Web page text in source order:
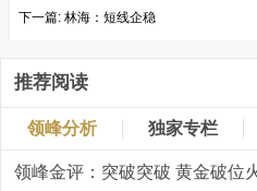
下一篇: 林海：短线企稳
推荐阅读
领峰分析 独家专栏
领峰金评：突破突破 黄金破位